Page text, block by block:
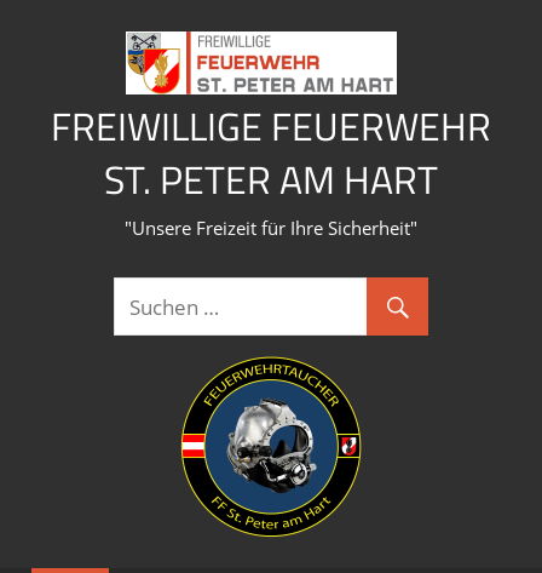
FREIWILLIGE FEUERWEHR
ST. PETER AM HART
"Unsere Freizeit für Ihre Sicherheit"